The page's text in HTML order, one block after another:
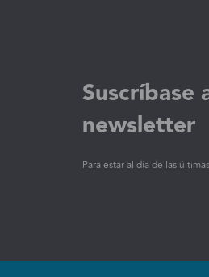
Suscríbase
newsletter
Para estar al día de las